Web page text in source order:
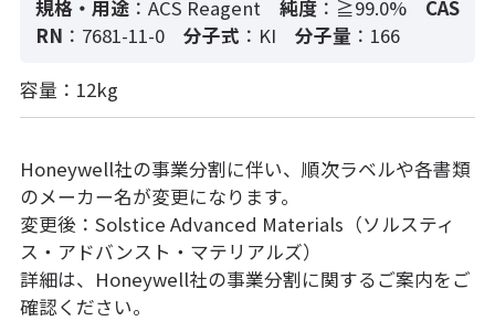
規格・用途 ：ACS Reagent 純度：≧99.0%
CAS
RN ：7681-11-0 分子式 ：KI 分子量 ：166
容量：12kg
Honeywell社の事業分割に伴い、順次ラベルや各書類
のメーカー名が変更になります。
変更後：Solstice Advanced Materials（ソルスティ
ス・アドバンスト・マテリアルズ）
詳細は、Honeywell社の事業分割に関するご案内をご
確認ください。